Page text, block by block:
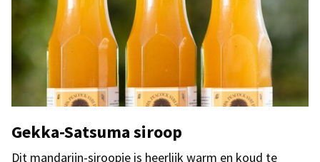
Gekka-Satsuma siroop
Dit mandarijn-siroopje is heerlijk warm en koud te